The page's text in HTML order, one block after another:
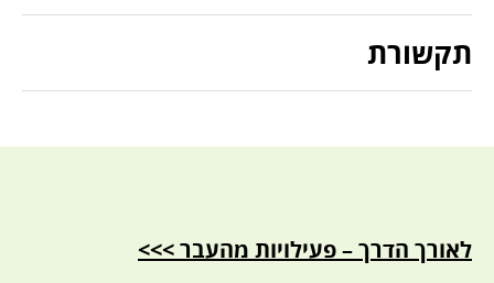
תקשורת
לאורך הדרך – פעילויות מהעבר >>>